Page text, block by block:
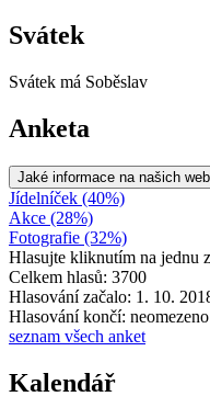
Svátek
Svátek má Soběslav
Anketa
Jaké informace na našich
Jídelníček (40%)
Akce (28%)
Fotografie (32%)
Hlasujte kliknutím na jednu
Celkem hlasů: 3700
Hlasování začalo: 1. 10.
Hlasování končí: neomezeno
seznam všech anket
Kalendář